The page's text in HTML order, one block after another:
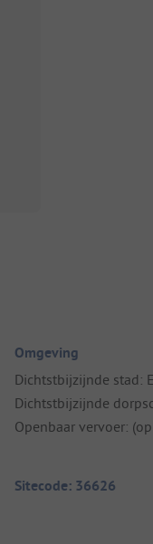
Omgeving
Dichtstbijzijnde stad:
Dichtstbijzijnde
Openbaar vervoer:
Sitecode: 36626